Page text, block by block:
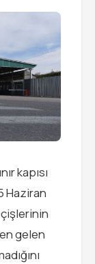
kapısı
Haziran
gelen